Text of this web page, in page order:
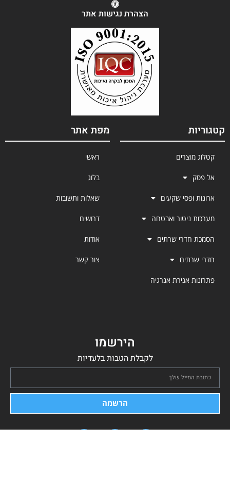
הצהרת נגישות אתר
קטגוריות
קטלוג מוצרים
אל פסק
ארונות ופסי שקעים
מערכות ניטור ואבטחה
הסמכת חדרי שרתים
חדרי שרתים
פתרונות אגירת אנרגיה
מפת אתר
ראשי
בלוג
שאלות ותשובות
דרושים
אודות
צור קשר
הירשמו
לקבלת הטבות בלעדיות
הרשמה